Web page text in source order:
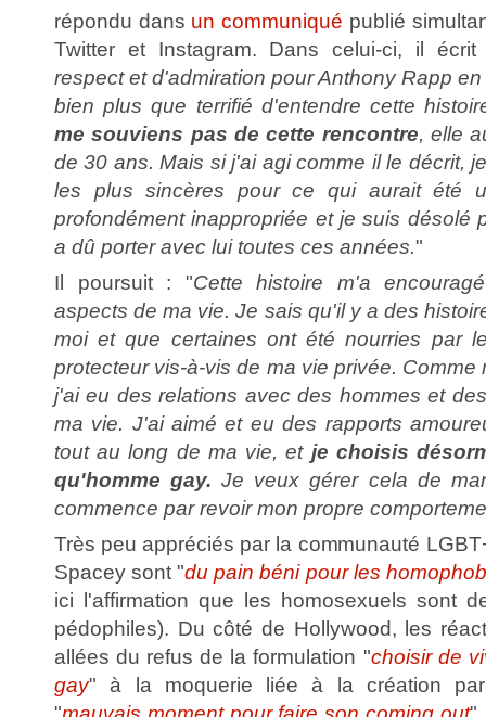
répondu dans un communiqué publié
Twitter et Instagram. Dans celui-ci, il
respect et d'admiration pour Anthony Rapp
bien plus que terrifié d'entendre cette
me souviens pas de cette rencontre, elle
de 30 ans. Mais si j'ai agi comme il le décrit,
les plus sincères pour ce qui aurait été
profondément inappropriée et je suis désolé
a dû porter avec lui toutes ces années."
Il poursuit : "Cette histoire m'a
aspects de ma vie. Je sais qu'il y a des
moi et que certaines ont été nourries par
protecteur vis-à-vis de ma vie privée. Comme
j'ai eu des relations avec des hommes et
ma vie. J'ai aimé et eu des rapports
tout au long de ma vie, et je choisis
qu'homme gay. Je veux gérer cela de
commence par revoir mon propre
Très peu appréciés par la communauté
Spacey sont "du pain béni pour les
ici l'affirmation que les homosexuels sont
pédophiles). Du côté de Hollywood, les
allées du refus de la formulation "choisir de
gay" à la moquerie liée à la création